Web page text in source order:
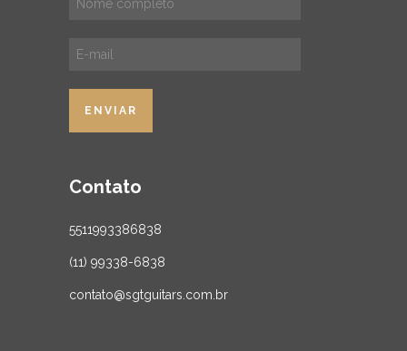
Contato
5511993386838
(11) 99338-6838
contato@sgtguitars.com.br